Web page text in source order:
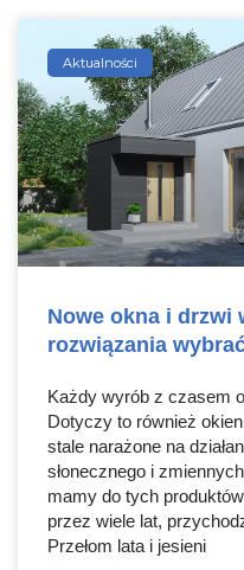
Aktualności
Nowe okna i drzwi
rozwiązania
Każdy wyrób z czasem
Dotyczy to również
stale narażone na
słonecznego i
mamy do tych
przez wiele lat,
Przełom lata i jesieni